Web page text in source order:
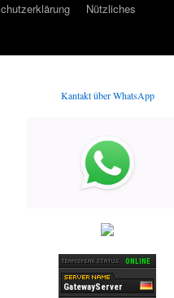
Nützliches
Kantakt über WhatsApp